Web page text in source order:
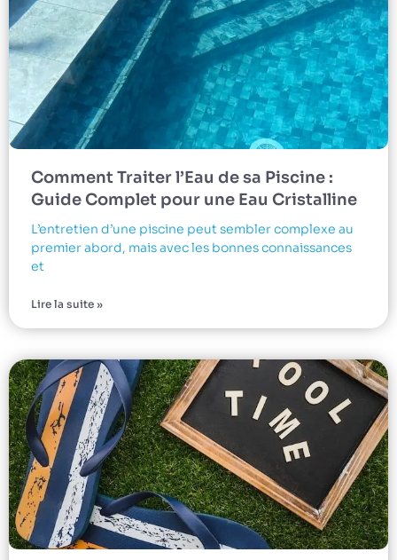
Comment Traiter l’Eau de sa Piscine :
Guide Complet pour une Eau Cristalline
L’entretien d’une piscine peut sembler complexe au
premier abord, mais avec les bonnes connaissances
et
Lire la suite »